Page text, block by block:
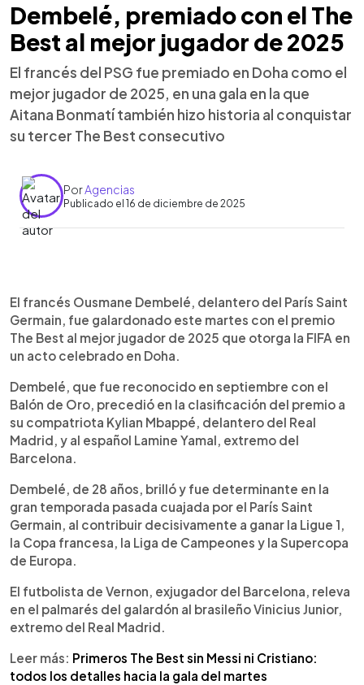
Dembelé, premiado con el The
Best al mejor jugador de 2025
El francés del PSG fue premiado en Doha como el
mejor jugador de 2025, en una gala en la que
Aitana Bonmatí también hizo historia al conquistar
su tercer The Best consecutivo
PorAgencias
Publicado el 16 de diciembre de 2025
► Escuchar artículo
Ousmane Dembelé fue premiado este martes
con el The Best al mejor jugador de 2025,
galardón que entrega la FIFA, en una ceremonia
celebrada en Doha. El delantero francés del París
compatriota Kylian Mbappé, atacante del Real
Madrid, y al español Lamine Yamal, extremo del
Barcelona. A sus 28 años, Dembelé coronó una
temporada brillante, en la que fue pieza clave
para que el PSG conquistara la Ligue 1, la Copa de
Europa, consolidándose como figura del fútbol
mundial.
El francés Ousmane Dembelé, delantero del París Saint
Germain, fue galardonado este martes con el premio
The Best al mejor jugador de 2025 que otorga la FIFA en
un acto celebrado en Doha.
Dembelé, que fue reconocido en septiembre con el
Balón de Oro, precedió en la clasificación del premio a
su compatriota Kylian Mbappé, delantero del Real
Madrid, y al español Lamine Yamal, extremo del
Barcelona.
Dembelé, de 28 años, brilló y fue determinante en la
gran temporada pasada cuajada por el París Saint
Germain, al contribuir decisivamente a ganar la Ligue 1,
la Copa francesa, la Liga de Campeones y la Supercopa
de Europa.
El futbolista de Vernon, exjugador del Barcelona, releva
en el palmarés del galardón al brasileño Vinicius Junior,
extremo del Real Madrid.
Leer más: Primeros The Best sin Messi ni Cristiano:
todos los detalles hacia la gala del martes